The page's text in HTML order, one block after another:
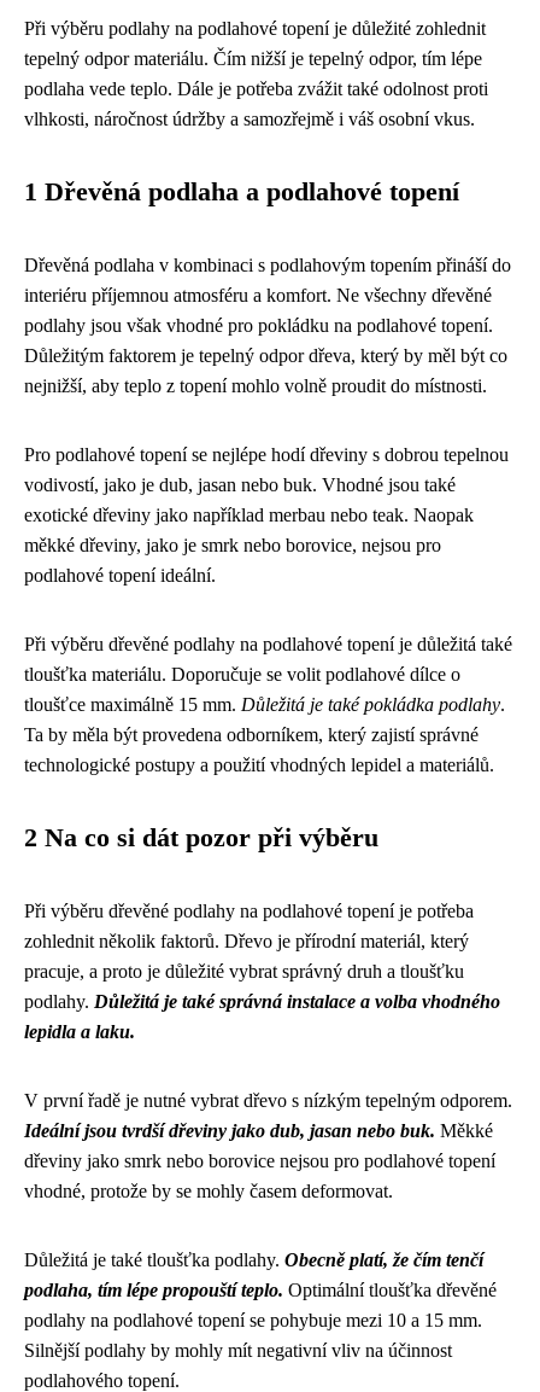
Při výběru podlahy na podlahové topení je důležité zohlednit
tepelný odpor materiálu. Čím nižší je tepelný odpor, tím lépe
podlaha vede teplo. Dále je potřeba zvážit také odolnost proti
vlhkosti, náročnost údržby a samozřejmě i váš osobní vkus.
1 Dřevěná podlaha a podlahové topení
Dřevěná podlaha v kombinaci s podlahovým topením přináší do
interiéru příjemnou atmosféru a komfort. Ne všechny dřevěné
podlahy jsou však vhodné pro pokládku na podlahové topení.
Důležitým faktorem je tepelný odpor dřeva, který by měl být co
nejnižší, aby teplo z topení mohlo volně proudit do místnosti.
Pro podlahové topení se nejlépe hodí dřeviny s dobrou tepelnou
vodivostí, jako je dub, jasan nebo buk. Vhodné jsou také
exotické dřeviny jako například merbau nebo teak. Naopak
měkké dřeviny, jako je smrk nebo borovice, nejsou pro
podlahové topení ideální.
Při výběru dřevěné podlahy na podlahové topení je důležitá také
tloušťka materiálu. Doporučuje se volit podlahové dílce o
tloušťce maximálně 15 mm. Důležitá je také pokládka podlahy.
Ta by měla být provedena odborníkem, který zajistí správné
technologické postupy a použití vhodných lepidel a materiálů.
2 Na co si dát pozor při výběru
Při výběru dřevěné podlahy na podlahové topení je potřeba
zohlednit několik faktorů. Dřevo je přírodní materiál, který
pracuje, a proto je důležité vybrat správný druh a tloušťku
podlahy. Důležitá je také správná instalace a volba vhodného
lepidla a laku.
V první řadě je nutné vybrat dřevo s nízkým tepelným odporem.
Ideální jsou tvrdší dřeviny jako dub, jasan nebo buk. Měkké
dřeviny jako smrk nebo borovice nejsou pro podlahové topení
vhodné, protože by se mohly časem deformovat.
Důležitá je také tloušťka podlahy. Obecně platí, že čím tenčí
podlaha, tím lépe propouští teplo. Optimální tloušťka dřevěné
podlahy na podlahové topení se pohybuje mezi 10 a 15 mm.
Silnější podlahy by mohly mít negativní vliv na účinnost
podlahového topení.